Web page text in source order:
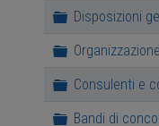
Cartella
Disposizioni
Cartella
Organizzazione
Cartella
Consulenti e
Cartella
Bandi di